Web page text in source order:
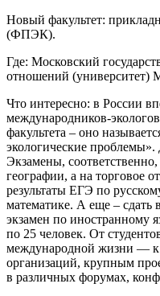
Новый факультет:
(ФПЭК).
Где: Московский
отношений
Что интересно: в России
международников-
факультета – оно
экологические проблемы».
Экзамены,
географии, а на торговое
результаты ЕГЭ по
математике. А еще – сдать
экзамен по иностранному
по 25 человек. От
международной жизни — к
организаций, крупным
в различных форумах,